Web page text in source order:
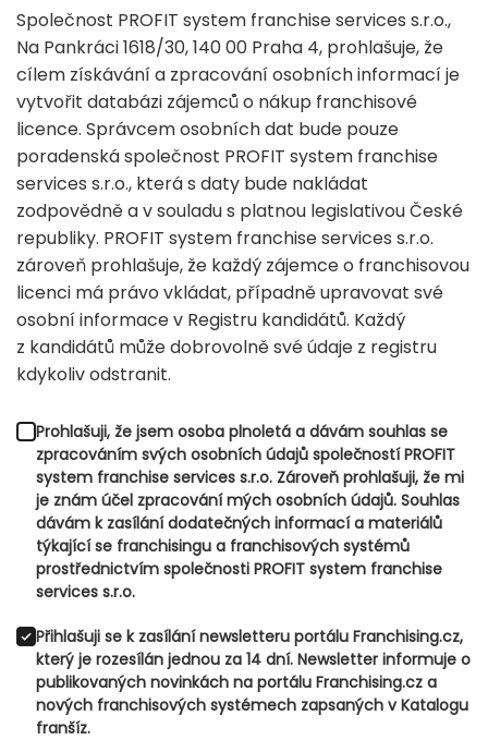
Společnost PROFIT system franchise services s.r.o.,
Na Pankráci 1618/30, 140 00 Praha 4, prohlašuje, že
cílem získávání a zpracování osobních informací je
vytvořit databázi zájemců o nákup franchisové
licence. Správcem osobních dat bude pouze
poradenská společnost PROFIT system franchise
services s.r.o., která s daty bude nakládat
zodpovědně a v souladu s platnou legislativou České
republiky. PROFIT system franchise services s.r.o.
zároveň prohlašuje, že každý zájemce o franchisovou
licenci má právo vkládat, případně upravovat své
osobní informace v Registru kandidátů. Každý
z kandidátů může dobrovolně své údaje z registru
kdykoliv odstranit.
Prohlašuji, že jsem osoba plnoletá a dávám souhlas se
zpracováním svých osobních údajů společností PROFIT
system franchise services s.r.o. Zároveň prohlašuji, že mi
je znám účel zpracování mých osobních údajů. Souhlas
dávám k zasílání dodatečných informací a materiálů
týkající se franchisingu a franchisových systémů
prostřednictvím společnosti PROFIT system franchise
services s.r.o.
Přihlašuji se k zasílání newsletteru portálu Franchising.cz,
který je rozesílán jednou za 14 dní. Newsletter informuje o
publikovaných novinkách na portálu Franchising.cz a
nových franchisových systémech zapsaných v Katalogu
franšíz.